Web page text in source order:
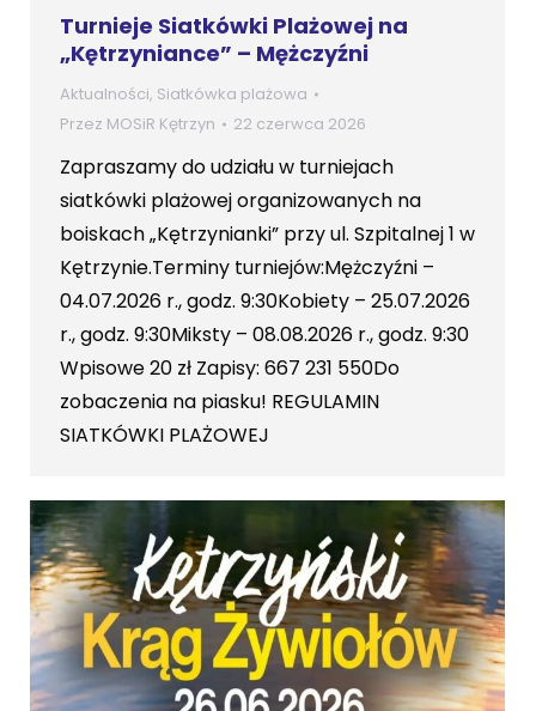
Turnieje Siatkówki Plażowej na
„Kętrzyniance” – Mężczyźni
Aktualności, Siatkówka plażowa
Przez MOSiR Kętrzyn 22 czerwca 2026
Zapraszamy do udziału w turniejach
siatkówki plażowej organizowanych na
boiskach „Kętrzynianki” przy ul. Szpitalnej 1 w
Kętrzynie.Terminy turniejów:Mężczyźni –
04.07.2026 r., godz. 9:30Kobiety – 25.07.2026
r., godz. 9:30Miksty – 08.08.2026 r., godz. 9:30
Wpisowe 20 zł Zapisy: 667 231 550Do
zobaczenia na piasku! REGULAMIN
SIATKÓWKI PLAŻOWEJ